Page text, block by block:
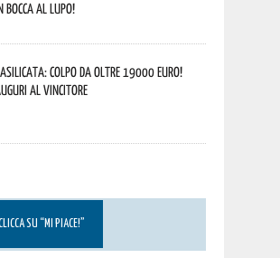
bocca al lupo!
colpo da oltre 19000 Euro!
al vincitore
SU “MI PIACE!”